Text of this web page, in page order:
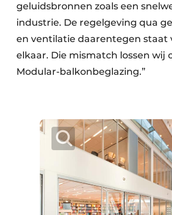
geluidsbronnen zoals een
industrie. De regelgeving qua
en ventilatie daarentegen staat
elkaar. Die mismatch lossen wij
Modular-balkonbeglazing.”